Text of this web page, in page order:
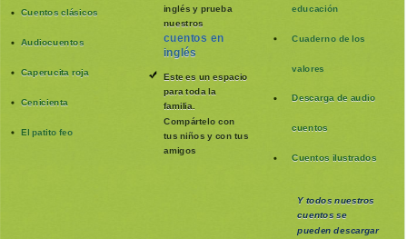
Cuentos clásicos
Audiocuentos
Caperucita roja
Cenicienta
El patito feo
inglés y prueba
nuestros
cuentos en
inglés
Este es un espacio
para toda la
familia.
Compártelo con
tus niños y con tus
amigos
educación
Cuaderno de los
valores
Descarga de audio
cuentos
Cuentos ilustrados
Y todos nuestros
cuentos se
puedendescargar